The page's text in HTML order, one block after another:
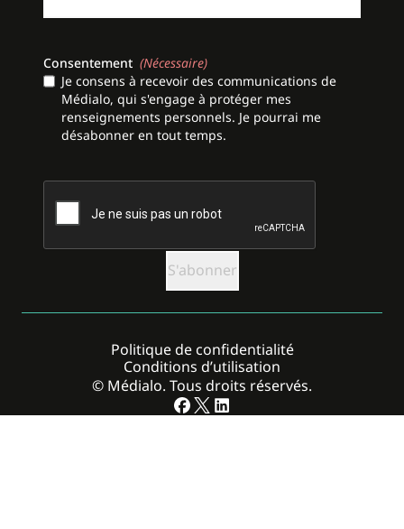
Consentement (Nécessaire)
Je consens à recevoir des communications de
Médialo, qui s'engage à protéger mes
renseignements personnels. Je pourrai me
désabonner en tout temps.
CAPTCHA
© Médialo. Tous droits réservés.
Politique de confidentialité
Conditions d’utilisation